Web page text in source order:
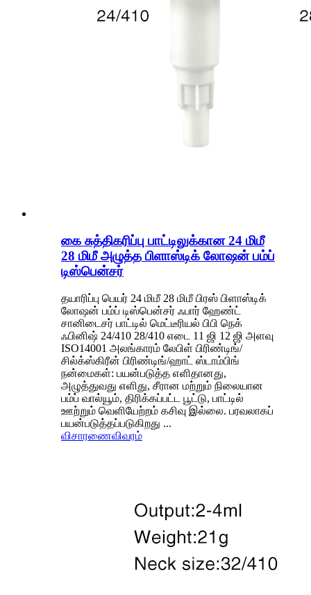
கை சுத்திகரிப்பு பாட்டிலுக்கான 24 மிமீ
28 மிமீ அழுத்த பிளாஸ்டிக் லோஷன் பம்ப்
டிஸ்பென்சர்
தயாரிப்பு பெயர் 24 மிமீ 28 மிமீ பிரஸ் பிளாஸ்டிக்
லோஷன் பம்ப் டிஸ்பென்சர் ஃபார் ஹேண்ட்
சானிடைசர் பாட்டில் மெட்டீரியல் பிபி நெக்
ஃபினிஷ் 24/410 28/410 எடை 11 ஜி 12 ஜி அளவு
ISO14001 அலங்காரம் லேபிள் பிரிண்டிங்/
சில்க்ஸ்கிரீன் பிரிண்டிங்/ஹாட் ஸ்டாம்பிங்
நன்மைகள்: பயன்படுத்த எளிதானது,
அழுத்துவது எளிது, சீரான மற்றும் நிலையான
பம்ப் வால்யூம், திரிக்கப்பட்ட பூட்டு, பாட்டில்
ஊற்றும் வெளியேற்றம் கசிவு இல்லை. பரவலாகப்
பயன்படுத்தப்படுகிறது ...
விசாரணைவிவரம்